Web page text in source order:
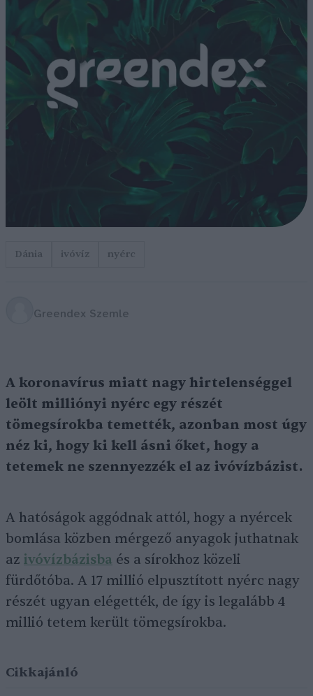
Dánia ivóvíz nyérc
Greendex Szemle
A koronavírus miatt nagy hirtelenséggel
leölt milliónyi nyérc egy részét
tömegsírokba temették, azonban most úgy
néz ki, hogy ki kell ásni őket, hogy a
tetemek ne szennyezzék el az ivóvízbázist.
A hatóságok aggódnak attól, hogy a nyércek
bomlása közben mérgező anyagok juthatnak
az ivóvízbázisba és a sírokhoz közeli
fürdőtóba. A 17 millió elpusztított nyérc nagy
részét ugyan elégették, de így is legalább 4
millió tetem került tömegsírokba.
Cikkajánló